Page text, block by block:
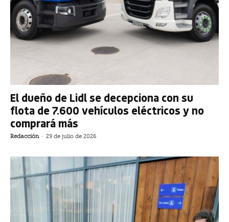
El dueño de Lidl se decepciona con su
flota de 7.600 vehículos eléctricos y no
comprará más
Redacción - 29 de julio de 2026